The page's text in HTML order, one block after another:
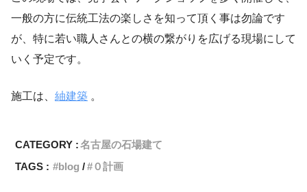
一般の方に伝統工法の楽しさを知って頂く事は勿論です
が、特に若い職人さんとの横の繋がりを広げる現場にして
いく予定です。
施工は、 紬建築 。
CATEGORY :名古屋の石場建て
TAGS :
blog ０計画